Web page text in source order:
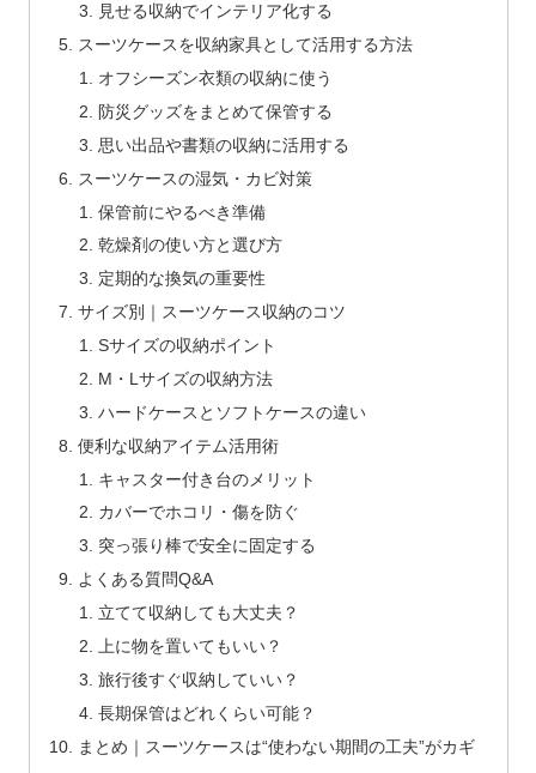
見せる収納でインテリア化する
スーツケースを収納家具として活用する方法
オフシーズン衣類の収納に使う
防災グッズをまとめて保管する
思い出品や書類の収納に活用する
スーツケースの湿気・カビ対策
保管前にやるべき準備
乾燥剤の使い方と選び方
定期的な換気の重要性
サイズ別｜スーツケース収納のコツ
Sサイズの収納ポイント
M・Lサイズの収納方法
ハードケースとソフトケースの違い
便利な収納アイテム活用術
キャスター付き台のメリット
カバーでホコリ・傷を防ぐ
突っ張り棒で安全に固定する
よくある質問Q&A
立てて収納しても大丈夫？
上に物を置いてもいい？
旅行後すぐ収納していい？
長期保管はどれくらい可能？
まとめ｜スーツケースは“使わない期間の工夫”がカギ